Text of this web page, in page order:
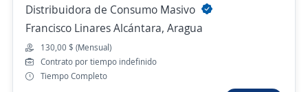
Girardot, Aragua
130,00 $ (Mensual)
21 de julio
Distribuidora de Consumo Masivo
Francisco Linares Alcántara, Aragua
130,00 $ (Mensual)
Contrato por tiempo indefinido
Tiempo Completo